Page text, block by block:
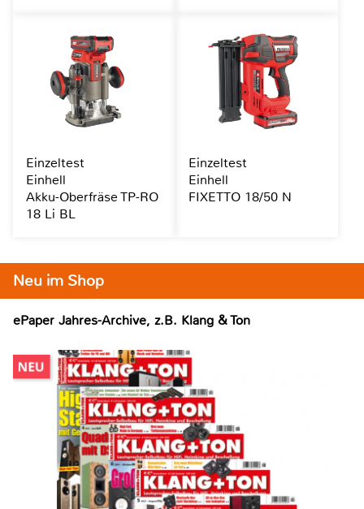
Neu im Shop
ePaper Jahres-Archive, z.B. Klang & Ton
Einzeltest
Einhell
Akku-Oberfräse TP-RO
18 Li BL
Einzeltest
Einhell
FIXETTO 18/50 N